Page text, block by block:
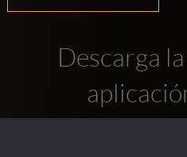
Descarga